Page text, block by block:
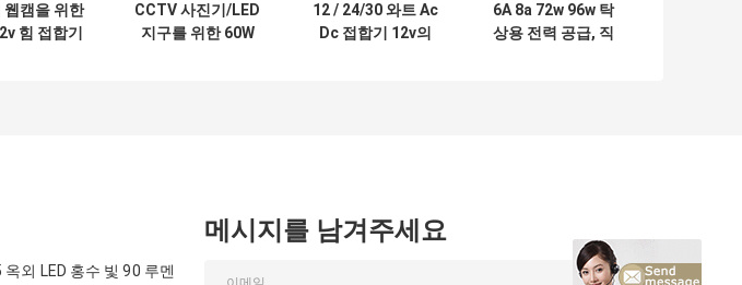
웹캠을 위한
힘 접합기
CCTV 사진기/LED
지구를 위한 60W
12 / 24/30 와트 Ac
Dc 접합기 12v의
6A 8a 72w 96w 탁
상용 전력 공급, 직
외 LED 홍수 빛 90 루멘
메시지를 남겨주세요